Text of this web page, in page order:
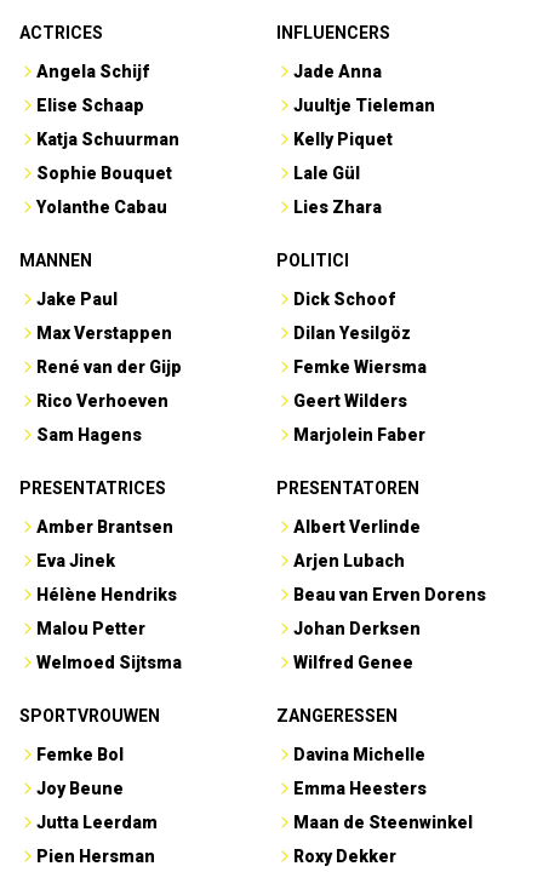
ACTRICES
Angela Schijf
Elise Schaap
Katja Schuurman
Sophie Bouquet
Yolanthe Cabau
INFLUENCERS
Jade Anna
Juultje Tieleman
Kelly Piquet
Lale Gül
Lies Zhara
MANNEN
Jake Paul
Max Verstappen
René van der Gijp
Rico Verhoeven
Sam Hagens
POLITICI
Dick Schoof
Dilan Yesilgöz
Femke Wiersma
Geert Wilders
Marjolein Faber
PRESENTATRICES
Amber Brantsen
Eva Jinek
Hélène Hendriks
Malou Petter
Welmoed Sijtsma
PRESENTATOREN
Albert Verlinde
Arjen Lubach
Beau van Erven Dorens
Johan Derksen
Wilfred Genee
SPORTVROUWEN
Femke Bol
Joy Beune
Jutta Leerdam
Pien Hersman
ZANGERESSEN
Davina Michelle
Emma Heesters
Maan de Steenwinkel
Roxy Dekker